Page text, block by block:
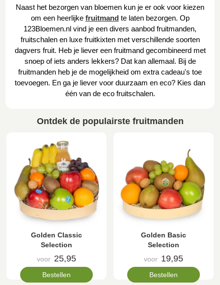
Naast het bezorgen van bloemen kun je er ook voor kiezen
om een heerlijke fruitmandte laten bezorgen. Op
123Bloemen.nl vind je een divers aanbod fruitmanden,
fruitschalen en luxe fruitkixten met verschillende soorten
dagvers fruit. Heb je liever een fruitmand gecombineerd met
snoep of iets anders lekkers? Dat kan allemaal. Bij de
fruitmanden heb je de mogelijkheid om extra cadeau's toe
toevoegen. En ga je liever voor duurzaam en eco? Kies dan
één van de eco fruitschalen.
Ontdek de populairste fruitmanden
Golden Classic
Selection
voor 25,95
Bestellen
Golden Basic
Selection
voor 19,95
Bestellen